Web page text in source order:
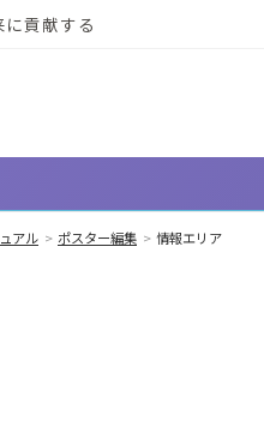
ップ
に貢献する
アル ポスター編集 情報エリア